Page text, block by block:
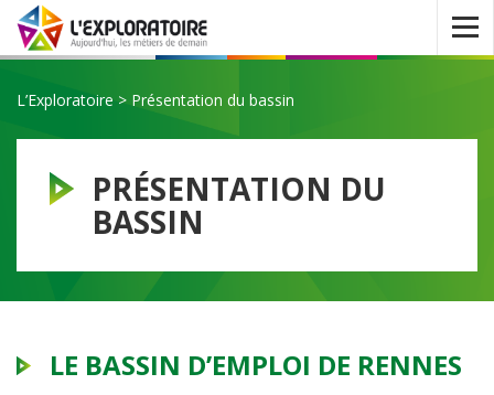
Ouvrir
le
menu
L’Exploratoire > Présentation du bassin
PRÉSENTATION DU
BASSIN
LE BASSIN D’EMPLOI DE RENNES